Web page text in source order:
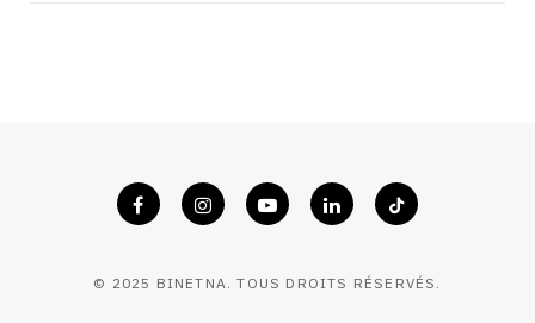
© 2025 BINETNA. TOUS DROITS RÉSERVÉS.